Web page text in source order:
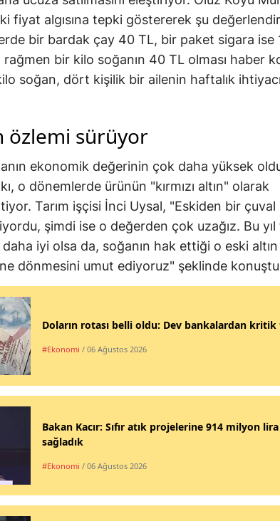
fiyat algısına tepki göstererek şu
bir bardak çay 40 TL, bir paket sigara ise
bir kilo soğanın 40 TL olması haber
soğan, dört kişilik bir ailenin haftalık
özlemi sürüyor
ekonomik değerinin çok daha yüksek
o dönemlerde ürünün "kırmızı altın" olarak
Tarım işçisi İnci Uysal, "Eskiden bir
şimdi ise o değerden çok uzağız. Bu
iyi olsa da, soğanın hak ettiği o eski altın
dönmesini umut ediyoruz" şeklinde
Doların rotası belli oldu: Dev bankalardan
#Ekonomi / 06 Ağustos 2026
Bakan Kacır: Sıfır atık projelerine 914 milyon
sağladık
#Ekonomi / 06 Ağustos 2026